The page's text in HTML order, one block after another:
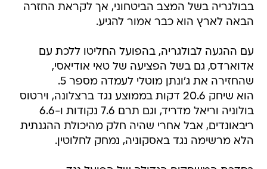
בבולגריה בשל המצב הביטחוני, אך לקראת החזרה
הבאה לארץ הוא כבר אמור להגיע.
עם ההגעה לבולגריה, בהפועל החליטו ללכת עם
אדוארדס, גם בשל הפציעה של טאי אודיאסי,
שהחזירה את ג'ונתן מוטלי לעמדה מספר 5.
הוא שיחק 20.6 דקות בממוצע נגד ברצלונה, וירטוס
בולוניה וריאל מדריד, וגם תרם 7.6 נקודות ו-6.6
ריבאונדים, אבל אחרי שהיה חלק מהיכולת ההגנתית
הלא מרשימה נגד באסקוניה, נמחק לחלוטין.